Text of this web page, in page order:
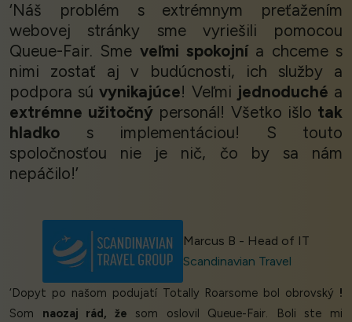
‘Náš problém s extrémnym preťažením
webovej stránky sme vyriešili pomocou
Queue-Fair. Sme veľmi spokojnía chceme s
nimi zostať aj v budúcnosti, ich služby a
podpora súvynikajúce! Veľmi jednoduché a
extrémne užitočný personál! Všetko išlo tak
hladko s implementáciou! S touto
spoločnosťou nie je nič, čo by sa nám
nepáčilo!’
Marcus B - Head of IT
Scandinavian Travel
‘Dopyt po našom podujatí Totally Roarsome bol obrovský !
Som naozaj rád, že som oslovil Queue-Fair. Boli ste mi